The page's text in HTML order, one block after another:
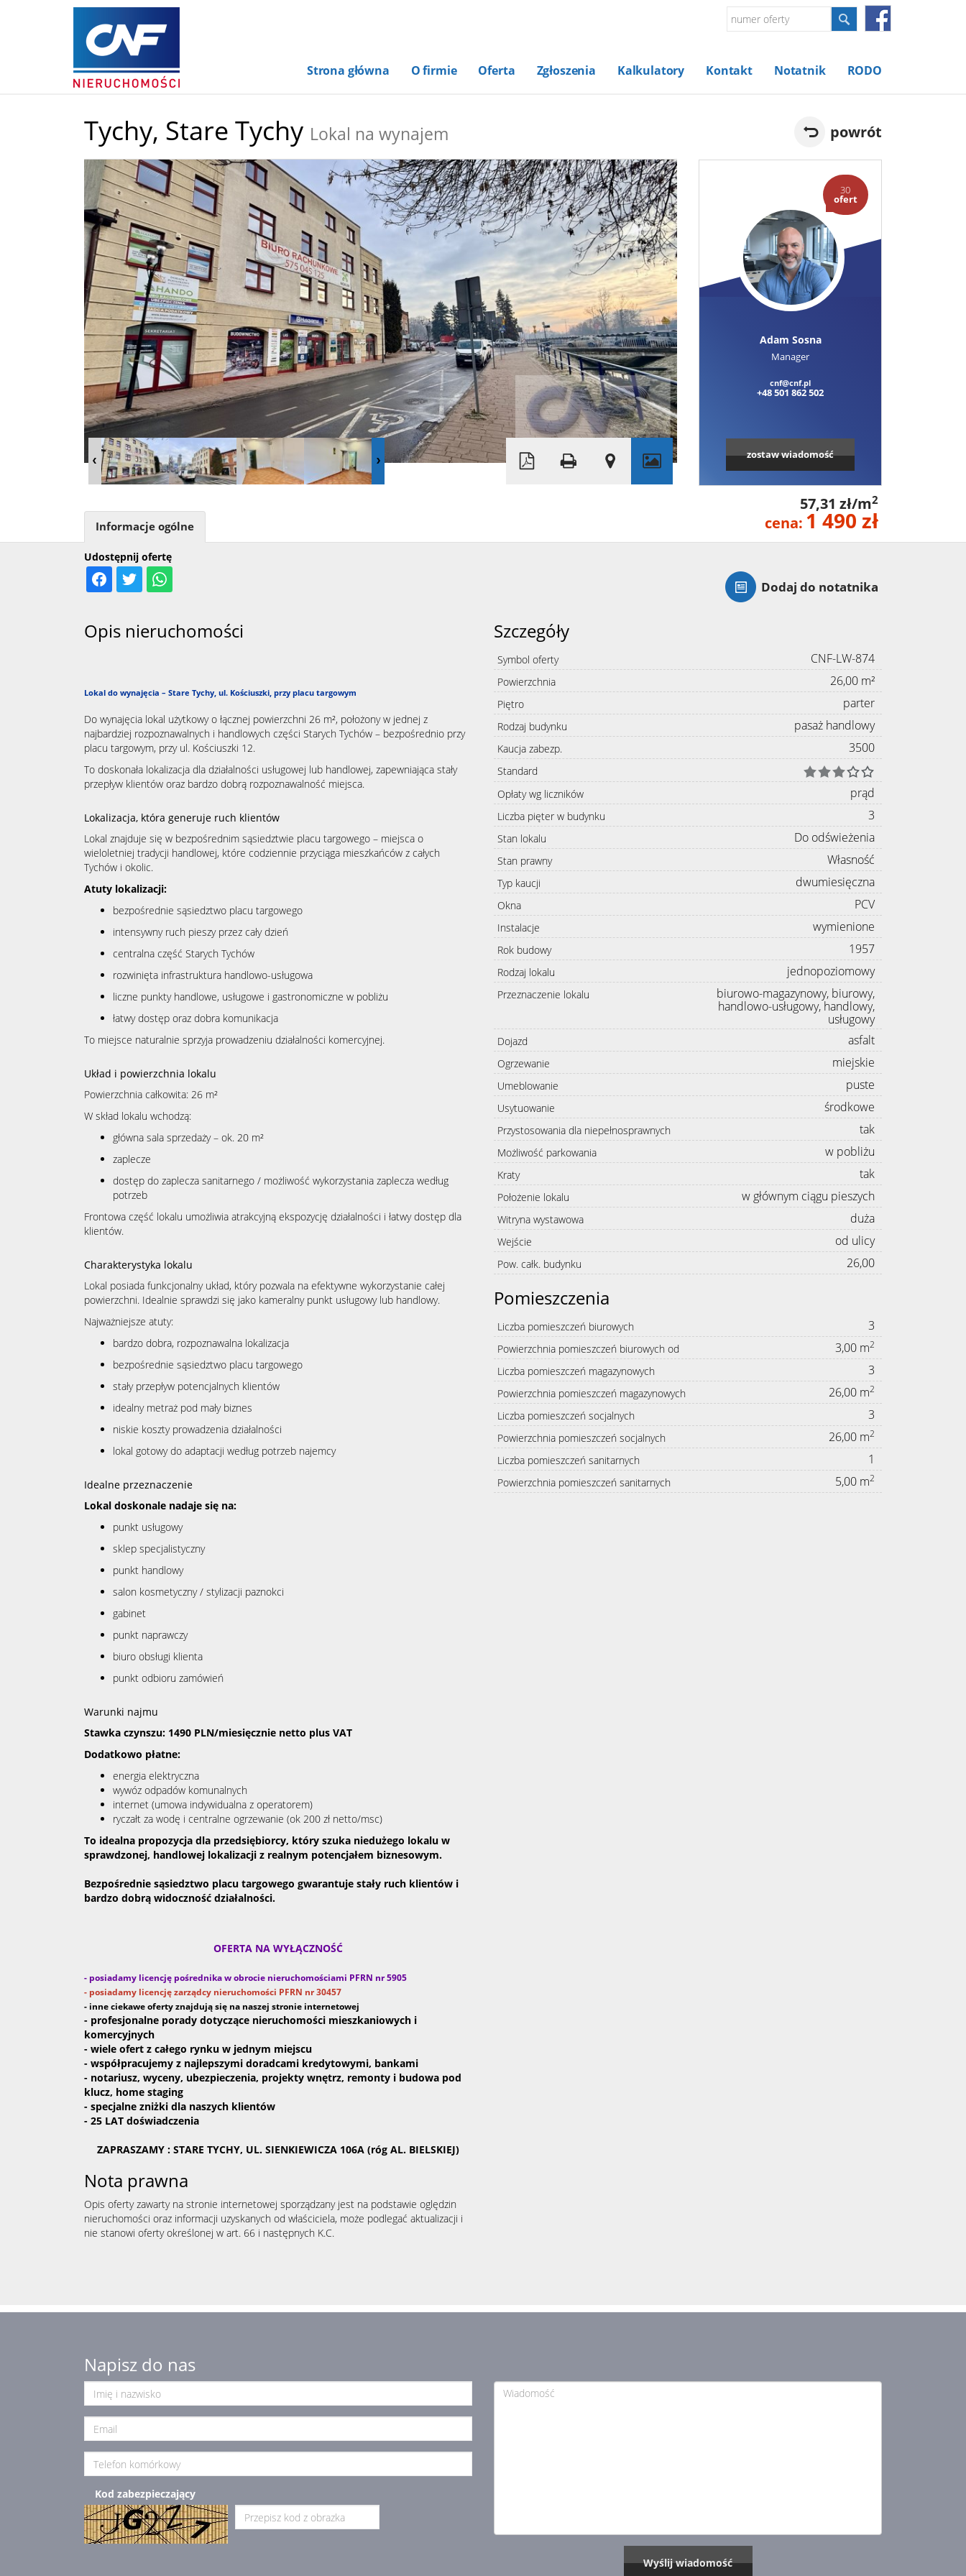
Strona główna O firmie Oferta Zgłoszenia Kalkulatory Kontakt Notatnik RODO
Tychy, Stare Tychy Lokal na wynajem powrót
30
ofert
Adam Sosna
Manager
cnf@cnf.pl
+48 501 862 502
zostaw wiadomość
57,31 zł/m2
cena: 1 490 zł
Dodaj do notatnika
Udostępnij ofertę
Informacje ogólne
Opis nieruchomości
Lokal do wynajęcia – Stare Tychy, ul. Kościuszki, przy placu targowym
Do wynajęcia lokal użytkowy o łącznej powierzchni 26 m², położony w jednej z
najbardziej rozpoznawalnych i handlowych części Starych Tychów – bezpośrednio przy
placu targowym, przy ul. Kościuszki 12.
To doskonała lokalizacja dla działalności usługowej lub handlowej, zapewniająca stały
przepływ klientów oraz bardzo dobrą rozpoznawalność miejsca.
Lokalizacja, która generuje ruch klientów
Lokal znajduje się w bezpośrednim sąsiedztwie placu targowego – miejsca o
wieloletniej tradycji handlowej, które codziennie przyciąga mieszkańców z całych
Tychów i okolic.
Atuty lokalizacji:
bezpośrednie sąsiedztwo placu targowego
intensywny ruch pieszy przez cały dzień
centralna część Starych Tychów
rozwinięta infrastruktura handlowo-usługowa
liczne punkty handlowe, usługowe i gastronomiczne w pobliżu
łatwy dostęp oraz dobra komunikacja
To miejsce naturalnie sprzyja prowadzeniu działalności komercyjnej.
Układ i powierzchnia lokalu
Powierzchnia całkowita: 26 m²
W skład lokalu wchodzą:
główna sala sprzedaży – ok. 20 m²
zaplecze
dostęp do zaplecza sanitarnego / możliwość wykorzystania zaplecza według
potrzeb
Frontowa część lokalu umożliwia atrakcyjną ekspozycję działalności i łatwy dostęp dla
klientów.
Charakterystyka lokalu
Lokal posiada funkcjonalny układ, który pozwala na efektywne wykorzystanie całej
powierzchni. Idealnie sprawdzi się jako kameralny punkt usługowy lub handlowy.
Najważniejsze atuty:
bardzo dobra, rozpoznawalna lokalizacja
bezpośrednie sąsiedztwo placu targowego
stały przepływ potencjalnych klientów
idealny metraż pod mały biznes
niskie koszty prowadzenia działalności
lokal gotowy do adaptacji według potrzeb najemcy
Idealne przeznaczenie
Lokal doskonale nadaje się na:
punkt usługowy
sklep specjalistyczny
punkt handlowy
salon kosmetyczny / stylizacji paznokci
gabinet
punkt naprawczy
biuro obsługi klienta
punkt odbioru zamówień
Warunki najmu
Stawka czynszu: 1490 PLN/miesięcznie netto plus VAT
Dodatkowo płatne:
energia elektryczna
wywóz odpadów komunalnych
internet (umowa indywidualna z operatorem)
ryczałt za wodę i centralne ogrzewanie (ok 200 zł netto/msc)
To idealna propozycja dla przedsiębiorcy, który szuka niedużego lokalu w
sprawdzonej, handlowej lokalizacji z realnym potencjałem biznesowym.
Bezpośrednie sąsiedztwo placu targowego gwarantuje stały ruch klientów i
bardzo dobrą widoczność działalności.
OFERTA NA WYŁĄCZNOŚĆ
- posiadamy licencję pośrednika w obrocie nieruchomościami PFRN nr 5905
- posiadamy licencję zarządcy nieruchomości PFRN nr 30457
- inne ciekawe oferty znajdują się na naszej stronie internetowej
- profesjonalne porady dotyczące nieruchomości mieszkaniowych i
komercyjnych
- wiele ofert z całego rynku w jednym miejscu
- współpracujemy z najlepszymi doradcami kredytowymi, bankami
- notariusz, wyceny, ubezpieczenia, projekty wnętrz, remonty i budowa pod
klucz, home staging
- specjalne zniżki dla naszych klientów
- 25 LAT doświadczenia
ZAPRASZAMY : STARE TYCHY, UL. SIENKIEWICZA 106A (róg AL. BIELSKIEJ)
Nota prawna
Opis oferty zawarty na stronie internetowej sporządzany jest na podstawie oględzin
nieruchomości oraz informacji uzyskanych od właściciela, może podlegać aktualizacji i
nie stanowi oferty określonej w art. 66 i następnych K.C.
Szczegóły
Symbol oferty CNF-LW-874
Powierzchnia 26,00 m²
Piętro parter
Rodzaj budynku pasaż handlowy
Kaucja zabezp. 3500
Standard
Opłaty wg liczników
prąd
Liczba pięter w budynku 3
Stan lokalu Do odświeżenia
Stan prawny Własność
Typ kaucji dwumiesięczna
Okna PCV
Instalacje wymienione
Rok budowy 1957
Rodzaj lokalu jednopoziomowy
Przeznaczenie lokalu
biurowo-magazynowy, biurowy,
handlowo-usługowy, handlowy,
usługowy
Dojazd asfalt
Ogrzewanie miejskie
Umeblowanie puste
Usytuowanie środkowe
Przystosowania dla niepełnosprawnych tak
Możliwość parkowania w pobliżu
Kraty tak
Położenie lokalu w głównym ciągu pieszych
Witryna wystawowa duża
Wejście od ulicy
Pow. całk. budynku 26,00
Pomieszczenia
Liczba pomieszczeń biurowych 3
Powierzchnia pomieszczeń biurowych od 3,00 m2
Liczba pomieszczeń magazynowych 3
Powierzchnia pomieszczeń magazynowych 26,00 m2
Liczba pomieszczeń socjalnych 3
Powierzchnia pomieszczeń socjalnych 26,00 m2
Liczba pomieszczeń sanitarnych 1
Powierzchnia pomieszczeń sanitarnych 5,00 m2
Napisz do nas
Kod zabezpieczający